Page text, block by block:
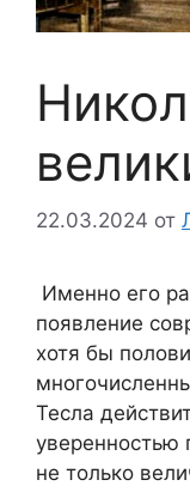
22.03.2024 от
Именно его
появление
хотя бы
Тесла
уверенностью
не только